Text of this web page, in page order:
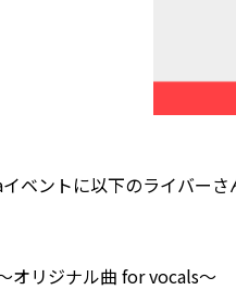
ベントに以下のライバーさ
オリジナル曲 for vocals〜